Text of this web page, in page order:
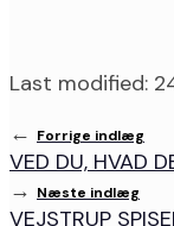
Last modified:
← Forrige indlæg
VED DU, HVAD
→ Næste indlæg
VEJSTRUP